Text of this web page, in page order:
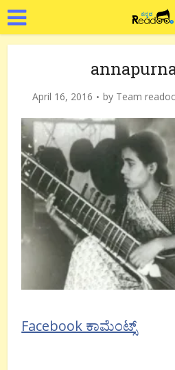
April 16, 2016 by Team
Facebook ಕಾಮೆಂಟ್ಸ್